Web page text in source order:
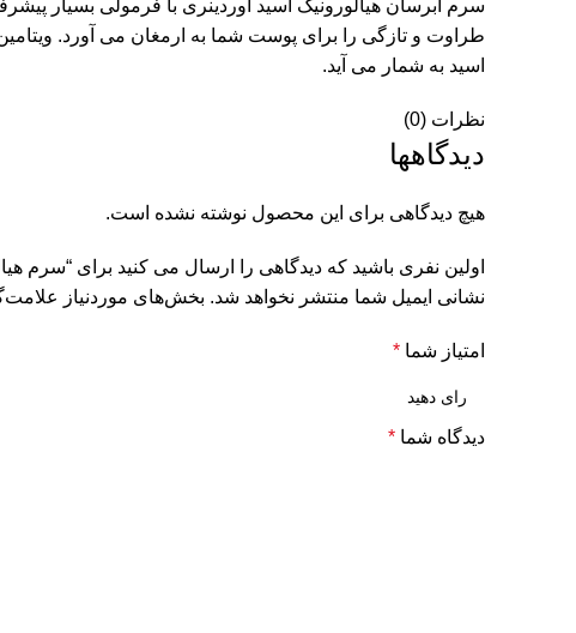
سرم آبرسان هیالورونیک اسید اوردینری با فرمولی بسیار
اسید به شمار می آید.
نظرات (0)
دیدگاهها
هیچ دیدگاهی برای این محصول نوشته نشده است.
اولین نفری باشید که دیدگاهی را ارسال می کنید برای “سرم
نشانی ایمیل شما منتشر نخواهد شد. بخش‌های موردنیاز
امتیاز شما *
دیدگاه شما *